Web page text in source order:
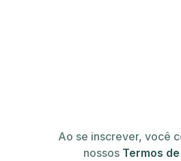
Ao se inscrever, você
nossos Termos